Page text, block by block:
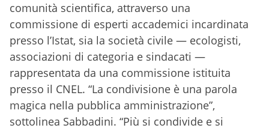
comunità scientifica, attraverso una
commissione di esperti accademici incardinata
presso l’Istat, sia la società civile — ecologisti,
associazioni di categoria e sindacati —
rappresentata da una commissione istituita
presso il CNEL. “La condivisione è una parola
magica nella pubblica amministrazione”,
sottolinea Sabbadini. “Più si condivide e si